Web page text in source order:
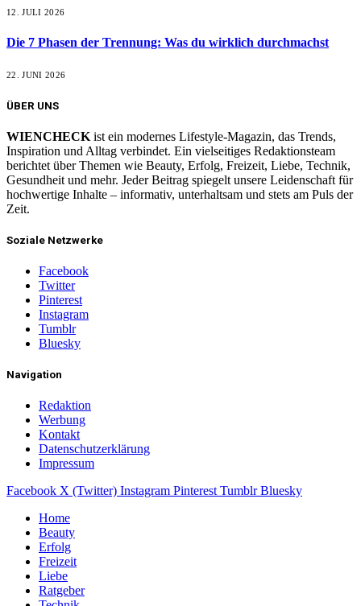
12. JULI 2026
Die 7 Phasen der Trennung: Was du wirklich durchmachst
22. JUNI 2026
ÜBER UNS
WIENCHECK ist ein modernes Lifestyle-Magazin, das Trends,
Inspiration und Alltag verbindet. Ein vielseitiges Redaktionsteam
berichtet über Themen wie Beauty, Erfolg, Freizeit, Liebe, Technik,
Gesundheit und mehr. Jeder Beitrag spiegelt unsere Leidenschaft für
hochwertige Inhalte – informativ, unterhaltsam und stets am Puls der
Zeit.
Soziale Netzwerke
Facebook
Twitter
Pinterest
Instagram
Tumblr
Bluesky
Navigation
Redaktion
Werbung
Kontakt
Datenschutzerklärung
Impressum
Facebook X (Twitter) Instagram Pinterest Tumblr Bluesky
Home
Beauty
Erfolg
Freizeit
Liebe
Ratgeber